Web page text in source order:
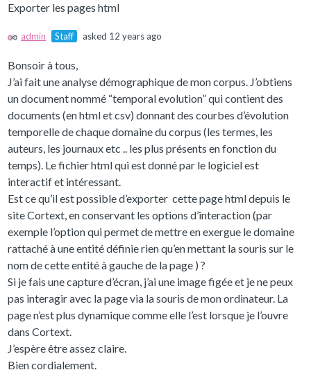
Exporter les pages html
admin Staff asked 12 years ago
Bonsoir à tous,
J’ai fait une analyse démographique de mon corpus. J’obtiens
un document nommé “temporal evolution” qui contient des
documents (en html et csv) donnant des courbes d’évolution
temporelle de chaque domaine du corpus (les termes, les
auteurs, les journaux etc .. les plus présents en fonction du
temps). Le fichier html qui est donné par le logiciel est
interactif et intéressant.
Est ce qu’il est possible d’exporter cette page html depuis le
site Cortext, en conservant les options d’interaction (par
exemple l’option qui permet de mettre en exergue le domaine
rattaché à une entité définie rien qu’en mettant la souris sur le
nom de cette entité à gauche de la page ) ?
Si je fais une capture d’écran, j’ai une image figée et je ne peux
pas interagir avec la page via la souris de mon ordinateur. La
page n’est plus dynamique comme elle l’est lorsque je l’ouvre
dans Cortext.
J’espère être assez claire.
Bien cordialement.